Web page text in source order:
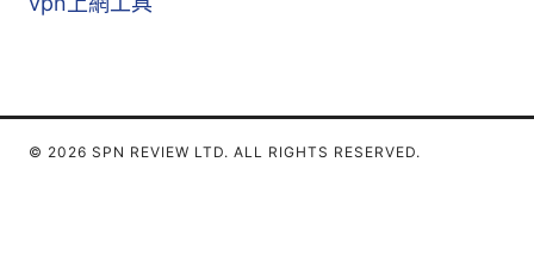
© 2026 SPN REVIEW LTD. ALL RIGHTS RESERVED.